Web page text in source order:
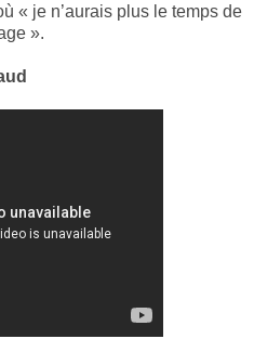
« je n’aurais plus le temps de
».